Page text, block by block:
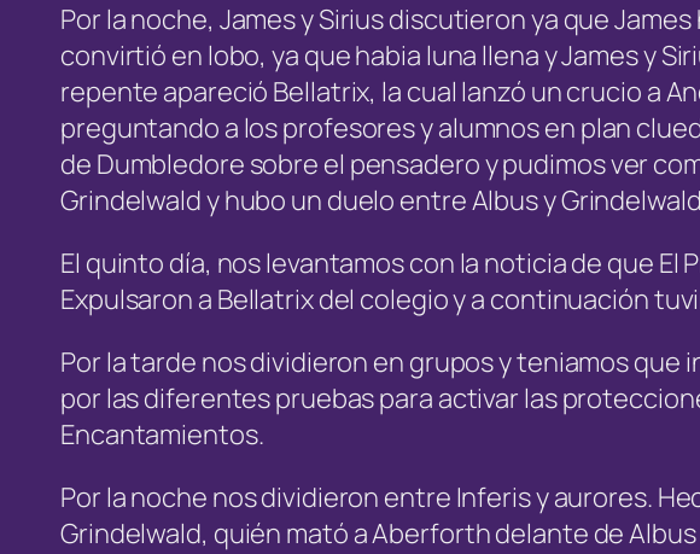
Por la noche, James y Sirius discutieron ya que
convirtió en lobo, ya que habia luna llena y James y
repente apareció Bellatrix, la cual lanzó un crucio a
preguntando a los profesores y alumnos en plan
de Dumbledore sobre el pensadero y pudimos ver
Grindelwald y hubo un duelo entre Albus y
El quinto día, nos levantamos con la noticia de que
Expulsaron a Bellatrix del colegio y a continuación
Por la tarde nos dividieron en grupos y teniamos
por las diferentes pruebas para activar las
Encantamientos.
Por la noche nos dividieron entre Inferis y aurores.
Grindelwald, quién mató a Aberforth delante de